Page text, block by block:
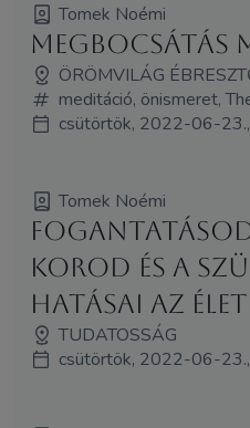
Tomek Noémi
Megbocsátás
ÖRÖMVILÁG
meditáció, önismeret,
csütörtök, 2022-06-
Tomek Noémi
korod és a
hatásai az
TUDATOSSÁG
csütörtök, 2022-06-